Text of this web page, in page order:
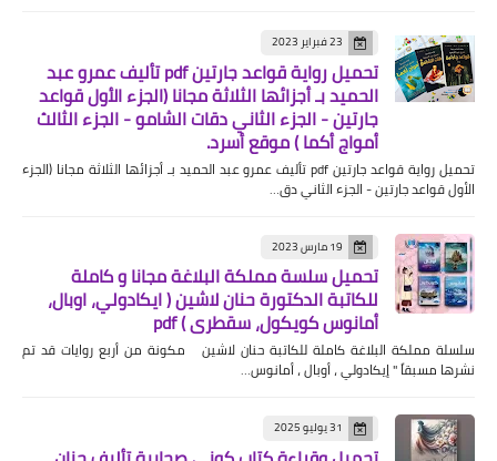
23 فبراير 2023
تحميل رواية قواعد جارتين pdf تأليف عمرو عبد
الحميد بـ أجزائها الثلاثة مجانا (الجزء الأول قواعد
جارتين - الجزء الثاني دقات الشامو - الجزء الثالث
أمواج أكما ) موقع أسرد.
تحميل رواية قواعد جارتين pdf تأليف عمرو عبد الحميد بـ أجزائها الثلاثة مجانا (الجزء
الأول قواعد جارتين - الجزء الثاني دق…
19 مارس 2023
تحميل سلسة مملكة البلاغة مجانا و كاملة
للكاتبة الدكتورة حنان لاشين ( ايكادولي، اوبال،
أمانوس كويكول، سقطري ) pdf
سلسلة مملكة البلاغة كاملة للكاتبة حنان لاشين مكونة من أربع روايات قد تم
نشرها مسبقاً " إيكادولي ، أوبال ، أمانوس…
31 يوليو 2025